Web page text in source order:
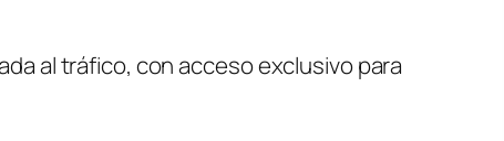
al tráfico, con acceso exclusivo para